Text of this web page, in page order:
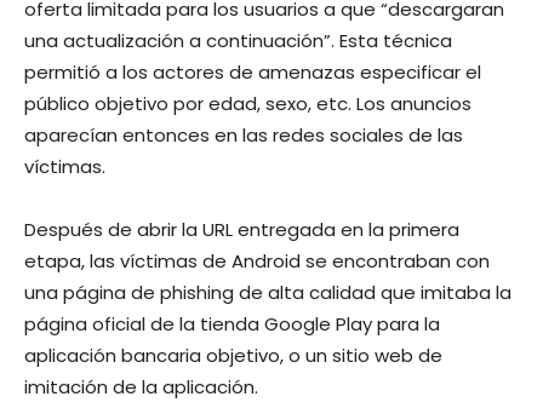
oferta limitada para los usuarios a que “descargaran
una actualización a continuación”. Esta técnica
permitió a los actores de amenazas especificar el
público objetivo por edad, sexo, etc. Los anuncios
aparecían entonces en las redes sociales de las
víctimas.
Después de abrir la URL entregada en la primera
etapa, las víctimas de Android se encontraban con
una página de phishing de alta calidad que imitaba la
página oficial de la tienda Google Play para la
aplicación bancaria objetivo, o un sitio web de
imitación de la aplicación.